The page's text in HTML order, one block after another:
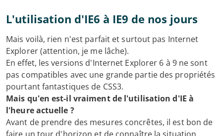
L'utilisation d'IE6 à IE9 de nos jours
Mais voilà, rien n'est parfait et surtout pas Internet
Explorer (attention, je me lâche).
En effet, les versions d'Internet Explorer 6 à 9 ne sont
pas compatibles avec une grande partie des propriétés
pourtant fantastiques de CSS3.
Mais qu'en est-il vraiment de l'utilisation d'IE à
l'heure actuelle ?
Avant de prendre des mesures concrêtes, il est bon de